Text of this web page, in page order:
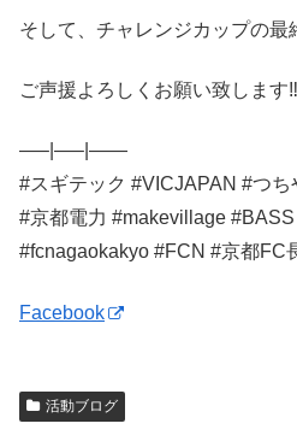
そして、チャレンジカップの最
ご声援よろしくお願い致します‼️
—–|—–|——
#スギテック #VICJAPAN #つち
#京都電力 #makevillage #BASS
#fcnagaokakyo #FCN #京都FC
Facebook
活動ブログ